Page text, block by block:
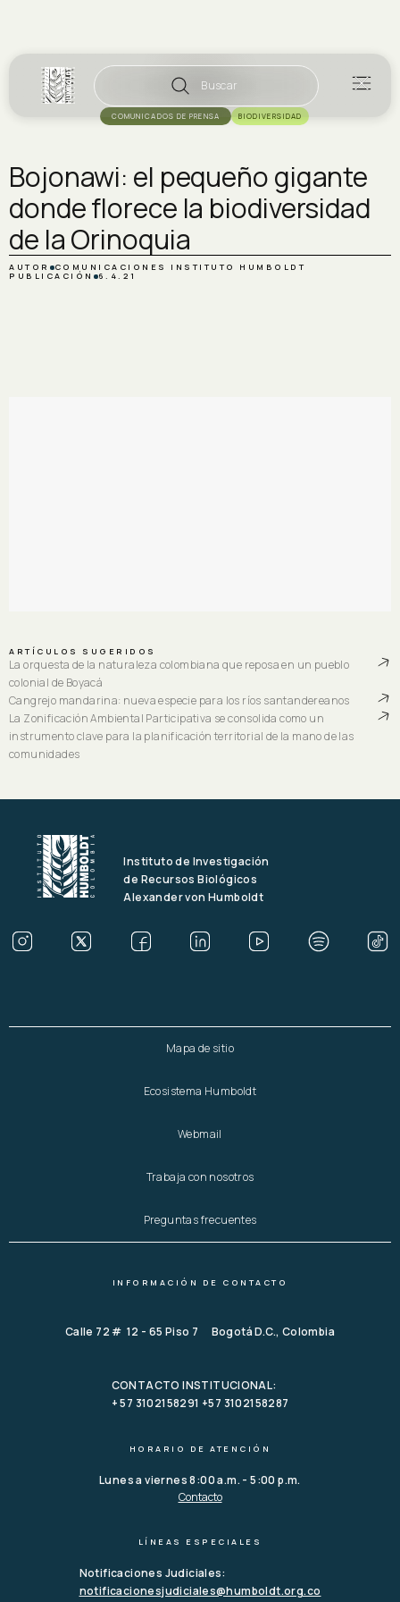
Buscar
COMUNICADOS DE PRENSA BIODIVERSIDAD
Bojonawi: el pequeño gigante
donde florece la biodiversidad
de la Orinoquia
AUTOR COMUNICACIONES INSTITUTO HUMBOLDT
PUBLICACIÓN 6.4.21
ARTÍCULOS SUGERIDOS
La orquesta de la naturaleza colombiana que reposa en un pueblo
colonial de Boyacá
Cangrejo mandarina: nueva especie para los ríos santandereanos
La Zonificación Ambiental Participativa se consolida como un
instrumento clave para la planificación territorial de la mano de las
comunidades
Instituto de Investigación
de Recursos Biológicos
Alexander von Humboldt
Mapa de sitio
Ecosistema Humboldt
Webmail
Trabaja con nosotros
Preguntas frecuentes
INFORMACIÓN DE CONTACTO
Calle 72 # 12 - 65 Piso 7 Bogotá D.C., Colombia
CONTACTO INSTITUCIONAL:
+ 57 3102158291 +57 3102158287
HORARIO DE ATENCIÓN
Lunes a viernes 8:00 a.m. - 5:00 p.m.
Contacto
LÍNEAS ESPECIALES
Notificaciones Judiciales:
notificacionesjudiciales@humboldt.org.co